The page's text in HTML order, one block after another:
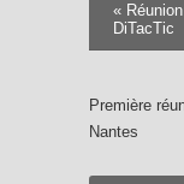
«
DiTacTic
Première
Nantes